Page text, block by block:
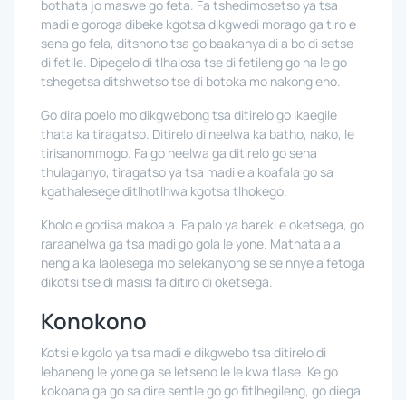
bothata jo maswe go feta. Fa tshedimosetso ya tsa
madi e goroga dibeke kgotsa dikgwedi morago ga tiro e
sena go fela, ditshono tsa go baakanya di a bo di setse
di fetile. Dipegelo di tlhalosa tse di fetileng go na le go
tshegetsa ditshwetso tse di botoka mo nakong eno.
Go dira poelo mo dikgwebong tsa ditirelo go ikaegile
thata ka tiragatso. Ditirelo di neelwa ka batho, nako, le
tirisanommogo. Fa go neelwa ga ditirelo go sena
thulaganyo, tiragatso ya tsa madi e a koafala go sa
kgathalesege ditlhotlhwa kgotsa tlhokego.
Kholo e godisa makoa a. Fa palo ya bareki e oketsega, go
raraanelwa ga tsa madi go gola le yone. Mathata a a
neng a ka laolesega mo selekanyong se se nnye a fetoga
dikotsi tse di masisi fa ditiro di oketsega.
Konokono
Kotsi e kgolo ya tsa madi e dikgwebo tsa ditirelo di
lebaneng le yone ga se letseno le le kwa tlase. Ke go
kokoana ga go sa dire sentle go go fitlhegileng, go diega